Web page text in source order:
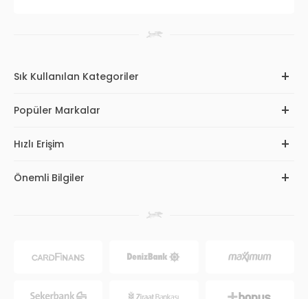
Sık Kullanılan Kategoriler
Popüler Markalar
Hızlı Erişim
Önemli Bilgiler